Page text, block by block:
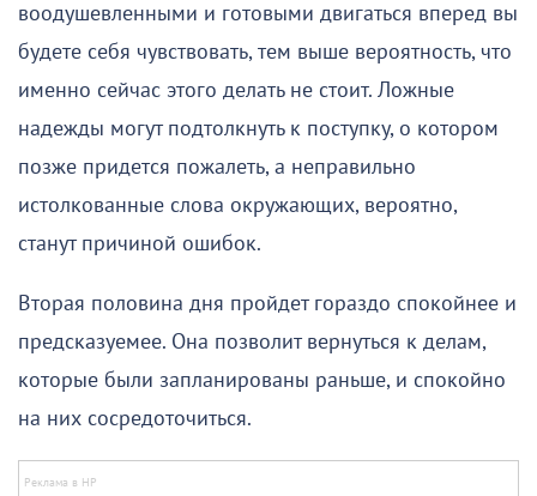
воодушевленными и готовыми двигаться вперед вы
будете себя чувствовать, тем выше вероятность, что
именно сейчас этого делать не стоит. Ложные
надежды могут подтолкнуть к поступку, о котором
позже придется пожалеть, а неправильно
истолкованные слова окружающих, вероятно,
станут причиной ошибок.
Вторая половина дня пройдет гораздо спокойнее и
предсказуемее. Она позволит вернуться к делам,
которые были запланированы раньше, и спокойно
на них сосредоточиться.